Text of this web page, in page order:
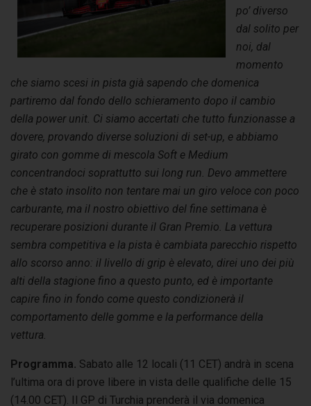
po’ diverso
dal solito per
noi, dal
momento
che siamo scesi in pista già sapendo che domenica
partiremo dal fondo dello schieramento dopo il cambio
della power unit. Ci siamo accertati che tutto funzionasse a
dovere, provando diverse soluzioni di set-up, e abbiamo
girato con gomme di mescola Soft e Medium
concentrandoci soprattutto sui long run. Devo ammettere
che è stato insolito non tentare mai un giro veloce con poco
carburante, ma il nostro obiettivo del fine settimana è
recuperare posizioni durante il Gran Premio. La vettura
sembra competitiva e la pista è cambiata parecchio rispetto
allo scorso anno: il livello di grip è elevato, direi uno dei più
alti della stagione fino a questo punto, ed è importante
capire fino in fondo come questo condizionerà il
comportamento delle gomme e la performance della
vettura.
Programma. Sabato alle 12 locali (11 CET) andrà in scena
l’ultima ora di prove libere in vista delle qualifiche delle 15
(14.00 CET). Il GP di Turchia prenderà il via domenica